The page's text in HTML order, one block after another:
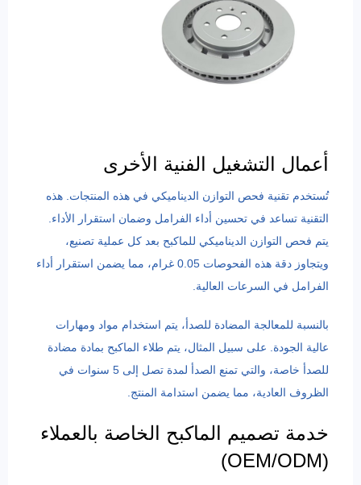
أعمال التشغيل الفنية الأخرى
تُستخدم تقنية فحص التوازن الديناميكي في هذه المنتجات. هذه
التقنية تساعد في تحسين أداء الفرامل وضمان استقرار الأداء.
يتم فحص التوازن الديناميكي للماكبح بعد كل عملية تصنيع،
ويتجاوز دقة هذه الفحوصات 0.05 غرام، مما يضمن استقرار أداء
الفرامل في السرعات العالية.
بالنسبة للمعالجة المضادة للصدأ، يتم استخدام مواد ومهارات
عالية الجودة. على سبيل المثال، يتم طلاء الماكبح بمادة مضادة
للصدأ خاصة، والتي تمنع الصدأ لمدة تصل إلى 5 سنوات في
الظروف العادية، مما يضمن استدامة المنتج.
خدمة تصميم الماكبح الخاصة بالعملاء
(OEM/ODM)